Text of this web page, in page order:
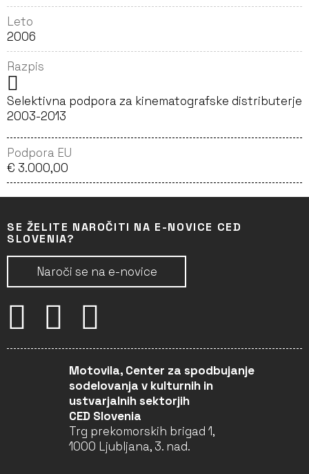
Leto
2006
Razpis
Selektivna podpora za kinematografske distributerje
2003-2013
Podpora EU
€ 3.000,00
SE ŽELITE NAROČITI NA E-NOVICE CED
SLOVENIA?
Naroči se na e-novice
Motovila, Center za spodbujanje
sodelovanja v kulturnih in
ustvarjalnih sektorjih
CED Slovenia
Trg prekomorskih brigad 1,
1000 Ljubljana, 3. nad.